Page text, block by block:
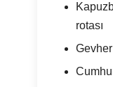
rotası